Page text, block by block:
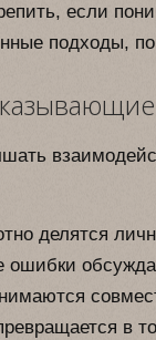
если
подходы,
делятся
ошибки
в